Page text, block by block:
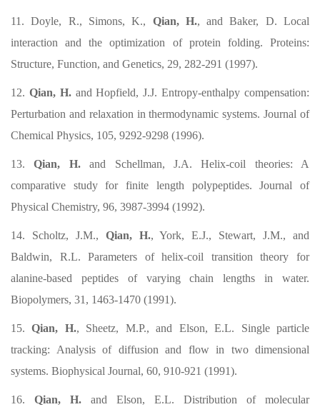
11. Doyle, R., Simons, K., Qian, H., and Baker, D. Local
interaction and the optimization of protein folding. Proteins:
Structure, Function, and Genetics, 29, 282-291 (1997).
12. Qian, H.and Hopfield, J.J. Entropy-enthalpy compensation:
Perturbation and relaxation in thermodynamic systems. Journal of
Chemical Physics, 105, 9292-9298 (1996).
13. Qian, H.and Schellman, J.A. Helix-coil theories: A
comparative study for finite length polypeptides. Journal of
Physical Chemistry, 96, 3987-3994 (1992).
14. Scholtz, J.M., Qian, H., York, E.J., Stewart, J.M., and
Baldwin, R.L. Parameters of helix-coil transition theory for
alanine-based peptides of varying chain lengths in water.
Biopolymers, 31, 1463-1470 (1991).
15.Qian, H., Sheetz, M.P., and Elson, E.L. Single particle
tracking: Analysis of diffusion and flow in two dimensional
systems. Biophysical Journal, 60, 910-921 (1991).
16. Qian, H. and Elson, E.L. Distribution of molecular